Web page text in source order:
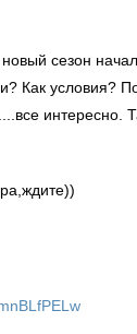
сезон
Как условия?
интересно.